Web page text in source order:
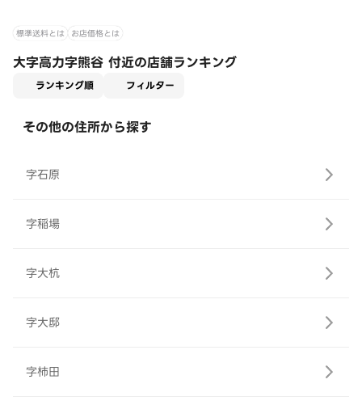
標準送料とは お店価格とは
大字高力字熊谷 付近の店舗ランキング
ランキング順 フィルター
その他の住所から探す
字石原
字稲場
字大杭
字大邸
字柿田